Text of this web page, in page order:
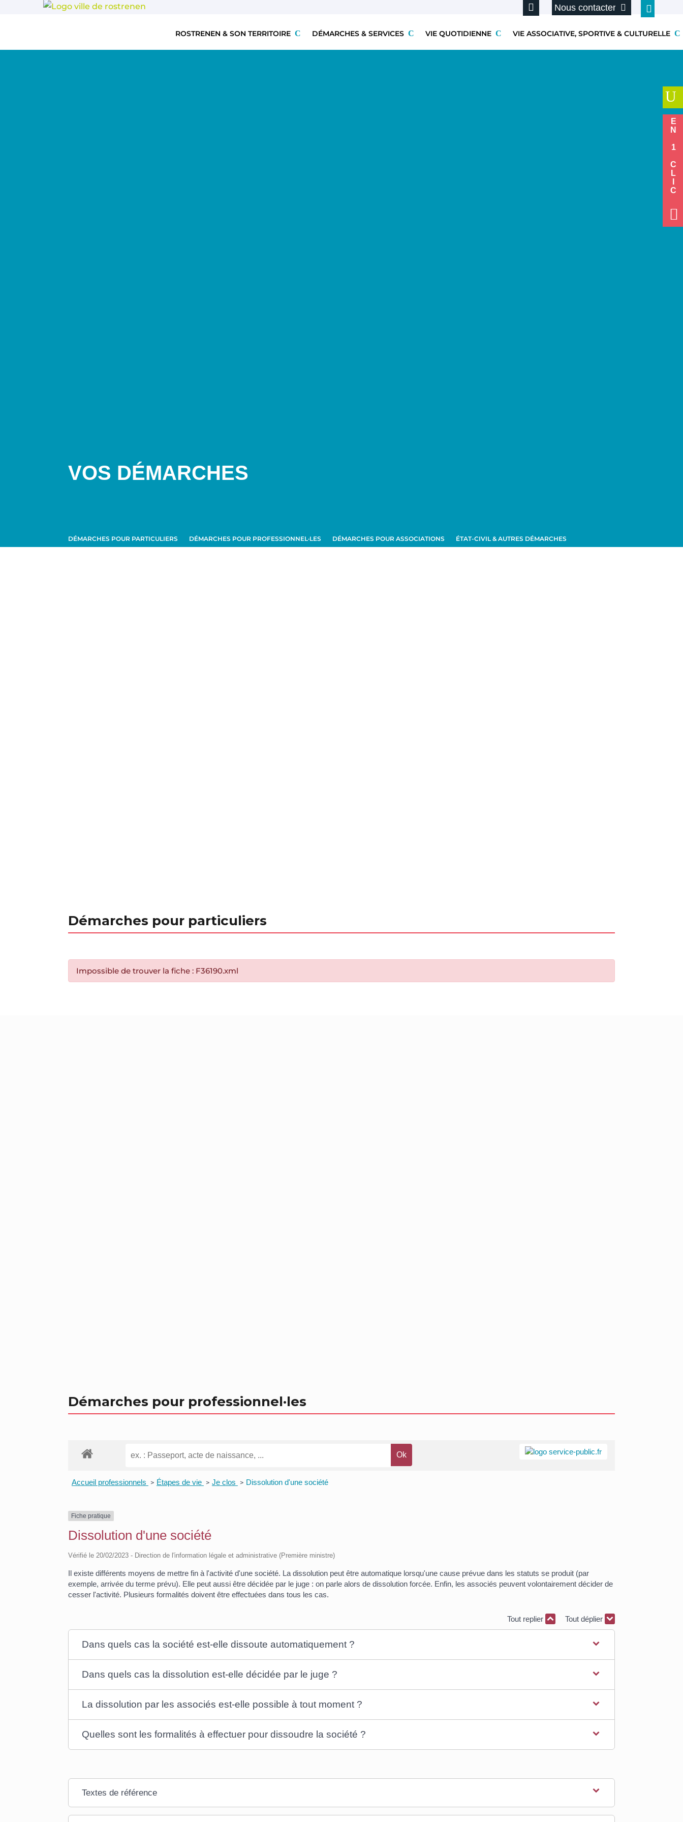
Nous contacter
ROSTRENEN & SON TERRITOIRE DÉMARCHES & SERVICES VIE QUOTIDIENNE VIE ASSOCIATIVE, SPORTIVE & CULTURELLE
VOS DÉMARCHES
DÉMARCHES POUR PARTICULIERS DÉMARCHES POUR PROFESSIONNEL·LES DÉMARCHES POUR ASSOCIATIONS ÉTAT-CIVIL & AUTRES DÉMARCHES
Démarches pour particuliers
Impossible de trouver la fiche : F36190.xml
Démarches pour professionnel·les
Accueil professionnels > Étapes de vie > Je clos > Dissolution d'une société
Fiche pratique
Dissolution d'une société
Vérifié le 20/02/2023 - Direction de l'information légale et administrative (Première ministre)
Il existe différents moyens de mettre fin à l'activité d'une société. La dissolution peut être automatique lorsqu'une cause prévue dans les statuts se produit (par
exemple, arrivée du terme prévu). Elle peut aussi être décidée par le juge : on parle alors de dissolution forcée. Enfin, les associés peuvent volontairement décider de
cesser l'activité. Plusieurs formalités doivent être effectuées dans tous les cas.
Tout replier Tout déplier
Dans quels cas la société est-elle dissoute automatiquement ?
Dans quels cas la dissolution est-elle décidée par le juge ?
La dissolution par les associés est-elle possible à tout moment ?
Quelles sont les formalités à effectuer pour dissoudre la société ?
Textes de référence
U
EN 1 CLIC
